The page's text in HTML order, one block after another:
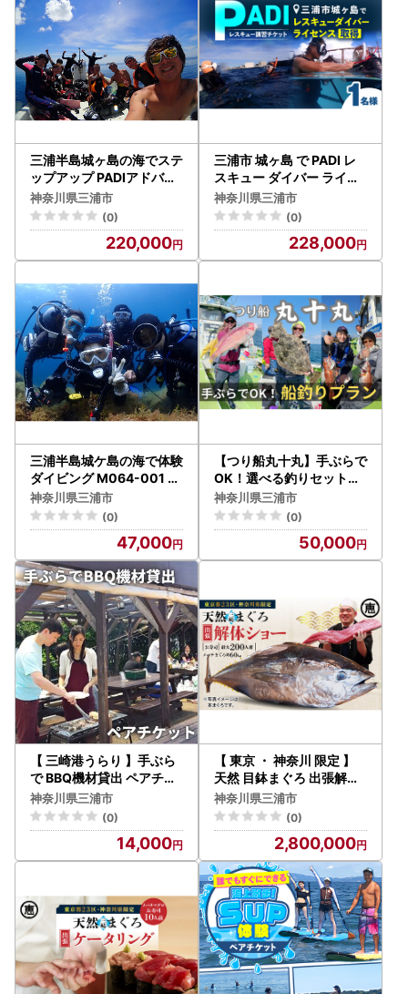
三浦半島城ヶ島の海でステ
ップアップ PADIアドバン
スドオープンウォーターラ
イセンス取得 M064-004
チケット 体験
神奈川県三浦市
(0)
220,000
三浦市 城ヶ島 で PADI レ
スキュー ダイバー ライセ
ンス 取得 M064-009 チ
ケット 体験
神奈川県三浦市
(0)
228,000
三浦半島城ケ島の海で体験
ダイビング M064-001 チ
ケット 体験
神奈川県三浦市
(0)
47,000
【つり船丸十丸】手ぶらで
OK！選べる釣りセットプ
ラン M041-002 チケット
体験
神奈川県三浦市
(0)
50,000
【 三崎港うらり 】手ぶら
で BBQ機材貸出 ペアチケ
ット M033-003 チケット
体験
神奈川県三浦市
(0)
14,000
【 東京 ・ 神奈川 限定 】
天然 目鉢まぐろ 出張解体
ショー M020-039 チケッ
ト 体験 【 まぐろ専門の卸
問屋です 】
神奈川県三浦市
(0)
2,800,000